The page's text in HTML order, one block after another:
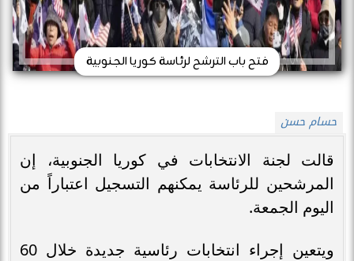
فتح باب الترشح لرئاسة كوريا الجنوبية
حسام حسن
قالت لجنة الانتخابات في كوريا الجنوبية، إن
المرشحين للرئاسة يمكنهم التسجيل اعتباراً من
اليوم الجمعة.
ويتعين إجراء انتخابات رئاسية جديدة خلال 60